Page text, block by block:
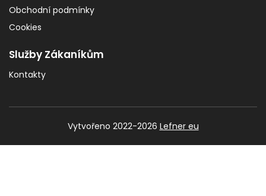
Obchodní podmínky
Cookies
Služby Zákaníkům
Kontakty
Vytvořeno 2022-2026 Lefner eu